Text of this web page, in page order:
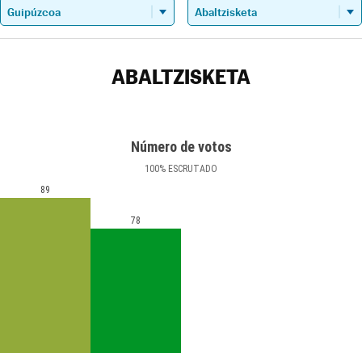
ABALTZISKETA
Número de votos
100% ESCRUTADO
89
78